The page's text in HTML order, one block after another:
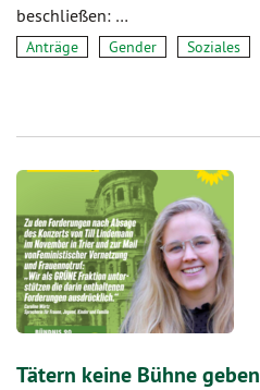
beschließen: …
Anträge Gender Soziales
Tätern keine Bühne geben